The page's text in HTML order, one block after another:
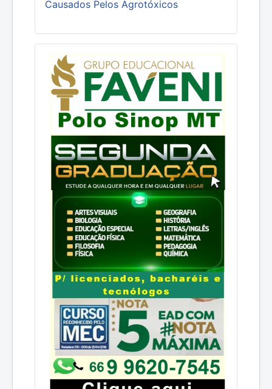
Causados Pelos Agrotóxicos